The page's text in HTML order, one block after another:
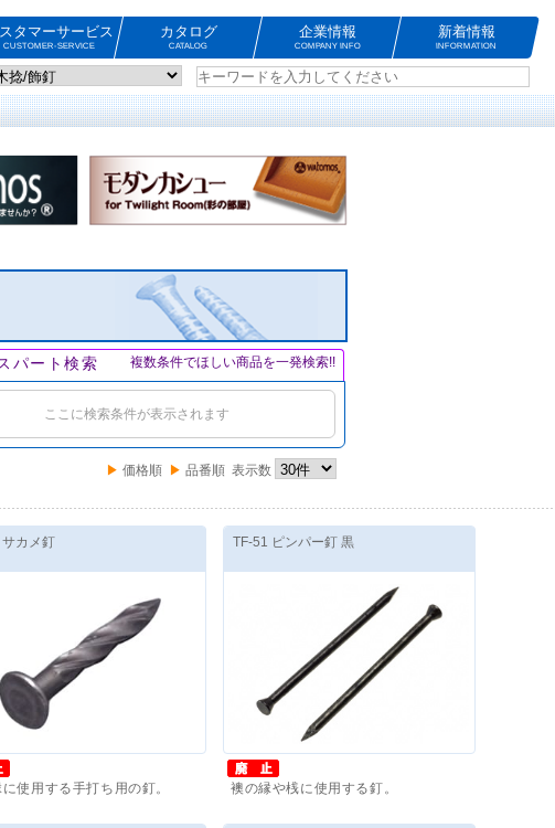
タマーサービス
CUSTOMER-SERVICE
カタログ
CATALOG
企業情報
COMPANY INFO
新着情報
INFORMATION
パート検索 複数条件でほしい商品を一発検索!!
ここに検索条件が表示されます
▶ 価格順 ▶ 品番順 表示数
カメ釘
使用する手打ち用の釘。
TF-51 ピンパー釘 黒
襖の縁や桟に使用する釘。